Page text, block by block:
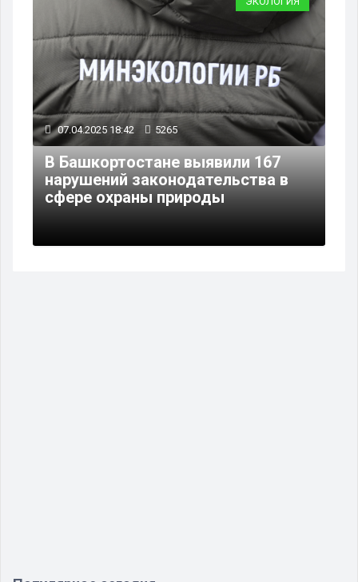
07.04.2025 18:42 5265
В Башкортостане выявили 167
нарушений законодательства в
сфере охраны природы